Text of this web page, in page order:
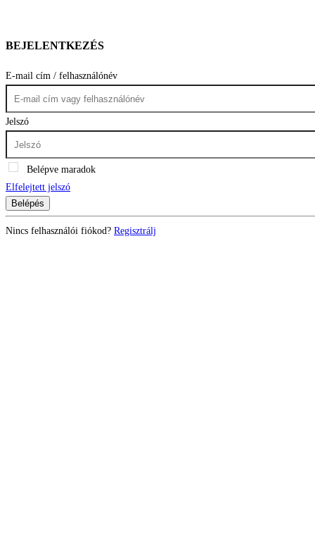
BEJELENTKEZÉS
E-mail cím / felhasználónév
Jelszó
Belépve maradok
Elfelejtett jelszó
Belépés
Nincs felhasználói fiókod? Regisztrálj